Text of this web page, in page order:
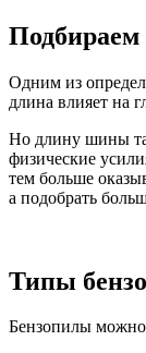
Подбираем
Одним из
длина влияет на
Но длину шины
физические
тем больше
а подобрать
Типы
Бензопилы можно